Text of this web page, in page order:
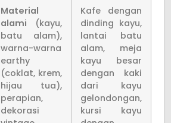
Material
alami (kayu,
batu alam),
warna-warna
earthy
(coklat, krem,
hijau tua),
perapian,
dekorasi
Kafe dengan
dinding kayu,
lantai batu
alam, meja
kayu besar
dengan kaki
dari kayu
gelondongan,
kursi kayu